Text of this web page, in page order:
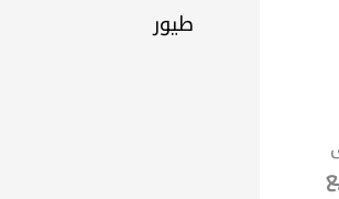
طيور